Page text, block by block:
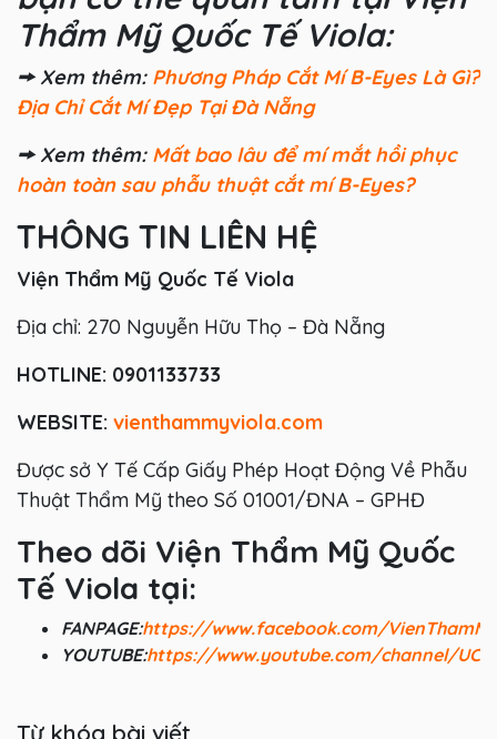
Thẩm Mỹ Quốc Tế Viola:
🠚 Xem thêm: Phương Pháp Cắt Mí B-Eyes Là Gì?
Địa Chỉ Cắt Mí Đẹp Tại Đà Nẵng
🠚 Xem thêm: Mất bao lâu để mí mắt hồi phục
hoàn toàn sau phẫu thuật cắt mí B-Eyes?
THÔNG TIN LIÊN HỆ
Viện Thẩm Mỹ Quốc Tế Viola
Địa chỉ: 270 Nguyễn Hữu Thọ – Đà Nẵng
HOTLINE: 0901133733
WEBSITE: vienthammyviola.com
Được sở Y Tế Cấp Giấy Phép Hoạt Động Về Phẫu
Thuật Thẩm Mỹ theo Số 01001/ĐNA – GPHĐ
Theo dõi Viện Thẩm Mỹ Quốc
Tế Viola tại:
FANPAGE:https://www.facebook.com/
YOUTUBE:https://www.youtube.com/channel/
Từ khóa bài viết